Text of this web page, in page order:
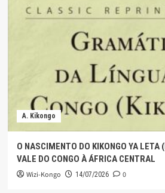
A. Kikongo
O NASCIMENTO DO KIKONGO YA LETA
VALE DO CONGO À ÁFRICA CENTRAL
Wizi-Kongo 14/07/2026 0